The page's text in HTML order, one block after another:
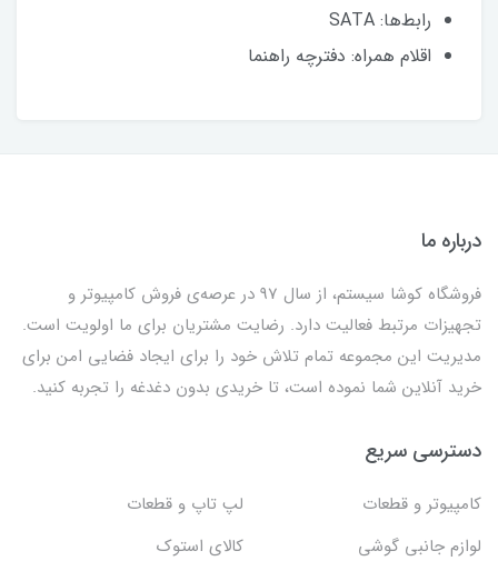
رابط‌ها: SATA
اقلام همراه: دفترچه‌ راهنما
درباره ما
فروشگاه کوشا سیستم، از سال 97 در عرصه‌ی فروش کامپیوتر و
تجهیزات مرتبط فعالیت دارد. رضایت مشتریان برای ما اولویت است.
مدیریت این مجموعه تمام تلاش خود را برای ایجاد فضایی امن برای
خرید آنلاین شما نموده است، تا خریدی بدون دغدغه را تجربه کنید.
دسترسی سریع
کامپیوتر و قطعات
لپ تاپ و قطعات
لوازم جانبی گوشی
کالای استوک